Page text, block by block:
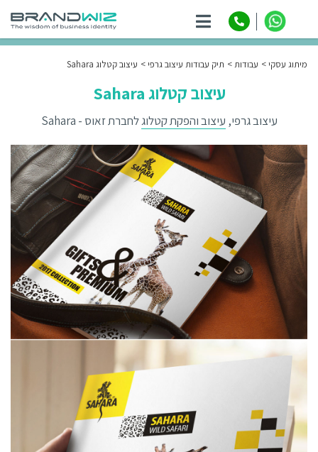
מיתוג עסקי עבודות תיק עבודות עיצוב גרפי עיצוב קטלוג Sahara
עיצוב קטלוג Sahara
עיצוב גרפי, עיצוב והפקת קטלוגלחברת זאוס - Sahara